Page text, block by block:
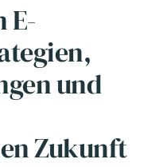
E-
und
Zukunft